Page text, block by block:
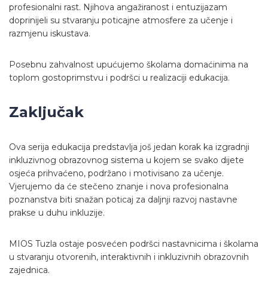
profesionalni rast. Njihova angažiranost i entuzijazam
doprinijeli su stvaranju poticajne atmosfere za učenje i
razmjenu iskustava.
Posebnu zahvalnost upućujemo školama domaćinima na
toplom gostoprimstvu i podršci u realizaciji edukacija.
Zaključak
Ova serija edukacija predstavlja još jedan korak ka izgradnji
inkluzivnog obrazovnog sistema u kojem se svako dijete
osjeća prihvaćeno, podržano i motivisano za učenje.
Vjerujemo da će stečeno znanje i nova profesionalna
poznanstva biti snažan poticaj za daljnji razvoj nastavne
prakse u duhu inkluzije.
MIOS Tuzla ostaje posvećen podršci nastavnicima i školama
u stvaranju otvorenih, interaktivnih i inkluzivnih obrazovnih
zajednica.